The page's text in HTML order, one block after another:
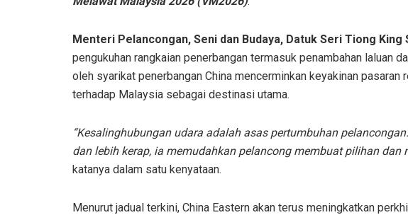
Menteri Pelancongan, Seni dan Budaya, Datuk Seri Tiong King
pengukuhan rangkaian penerbangan termasuk penambahan laluan
oleh syarikat penerbangan China mencerminkan keyakinan pasaran
terhadap Malaysia sebagai destinasi utama.
“Kesalinghubungan udara adalah asas pertumbuhan
dan lebih kerap, ia memudahkan pelancong membuat pilihan dan
katanya dalam satu kenyataan.
Menurut jadual terkini, China Eastern akan terus meningkatkan